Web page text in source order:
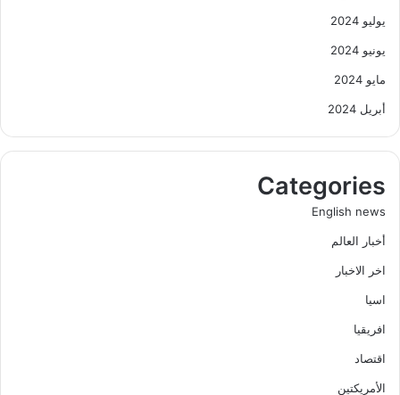
يوليو 2024
يونيو 2024
مايو 2024
أبريل 2024
Categories
English news
أخبار العالم
اخر الاخبار
اسيا
افريقيا
اقتصاد
الأمريكتين